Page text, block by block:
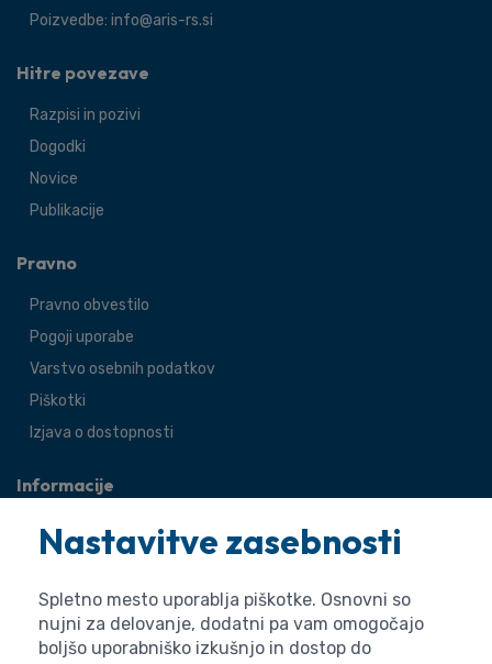
Poizvedbe: info@aris-rs.si
Hitre povezave
Razpisi in pozivi
Dogodki
Novice
Publikacije
Pravno
Pravno obvestilo
Pogoji uporabe
Varstvo osebnih podatkov
Piškotki
Izjava o dostopnosti
Informacije
O agenciji
Splošne zadeve
Pravne zadeve
Nastavitve zasebnosti
Spletno mesto uporablja piškotke. Osnovni so
nujni za delovanje, dodatni pa vam omogočajo
boljšo uporabniško izkušnjo in dostop do